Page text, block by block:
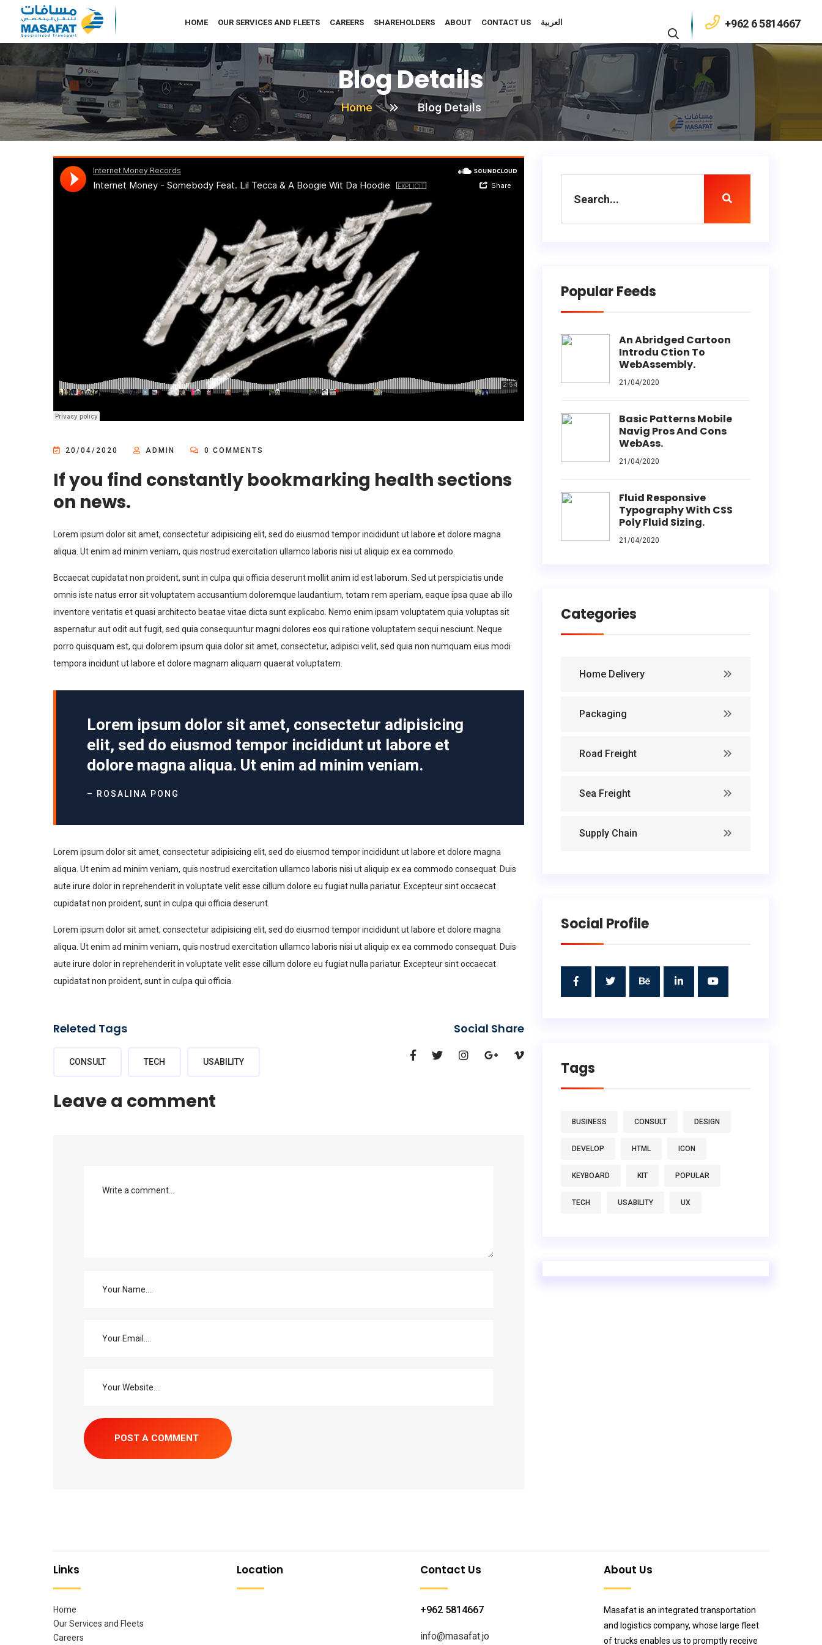
+962 6 5814667
HOME OUR SERVICES AND FLEETS CAREERS SHAREHOLDERS ABOUT CONTACT US العربية
Blog Details
Home Blog Details
20/04/2020 ADMIN 0 COMMENTS
If you find constantly bookmarking health sections
on news.
Lorem ipsum dolor sit amet, consectetur adipisicing elit, sed do eiusmod tempor incididunt ut labore et dolore magna
aliqua. Ut enim ad minim veniam, quis nostrud exercitation ullamco laboris nisi ut aliquip ex ea commodo.
Bccaecat cupidatat non proident, sunt in culpa qui officia deserunt mollit anim id est laborum. Sed ut perspiciatis unde
omnis iste natus error sit voluptatem accusantium doloremque laudantium, totam rem aperiam, eaque ipsa quae ab illo
inventore veritatis et quasi architecto beatae vitae dicta sunt explicabo. Nemo enim ipsam voluptatem quia voluptas sit
aspernatur aut odit aut fugit, sed quia consequuntur magni dolores eos qui ratione voluptatem sequi nesciunt. Neque
porro quisquam est, qui dolorem ipsum quia dolor sit amet, consectetur, adipisci velit, sed quia non numquam eius modi
tempora incidunt ut labore et dolore magnam aliquam quaerat voluptatem.
Lorem ipsum dolor sit amet, consectetur adipisicing
elit, sed do eiusmod tempor incididunt ut labore et
dolore magna aliqua. Ut enim ad minim veniam.
– ROSALINA PONG
Lorem ipsum dolor sit amet, consectetur adipisicing elit, sed do eiusmod tempor incididunt ut labore et dolore magna
aliqua. Ut enim ad minim veniam, quis nostrud exercitation ullamco laboris nisi ut aliquip ex ea commodo consequat. Duis
aute irure dolor in reprehenderit in voluptate velit esse cillum dolore eu fugiat nulla pariatur. Excepteur sint occaecat
cupidatat non proident, sunt in culpa qui officia deserunt.
Lorem ipsum dolor sit amet, consectetur adipisicing elit, sed do eiusmod tempor incididunt ut labore et dolore magna
aliqua. Ut enim ad minim veniam, quis nostrud exercitation ullamco laboris nisi ut aliquip ex ea commodo consequat. Duis
aute irure dolor in reprehenderit in voluptate velit esse cillum dolore eu fugiat nulla pariatur. Excepteur sint occaecat
cupidatat non proident, sunt in culpa qui officia.
Releted Tags
CONSULT TECH USABILITY
Social Share
Leave a comment
Popular Feeds
An Abridged Cartoon
Introdu Ction To
WebAssembly.
21/04/2020
Basic Patterns Mobile
Navig Pros And Cons
WebAss.
21/04/2020
Fluid Responsive
Typography With CSS
Poly Fluid Sizing.
21/04/2020
Categories
Home Delivery
Packaging
Road Freight
Sea Freight
Supply Chain
Social Profile
Tags
BUSINESS CONSULT DESIGN
DEVELOP HTML ICON
KEYBOARD KIT POPULAR
TECH USABILITY UX
Links
Home
Our Services and Fleets
Careers
Location Contact Us
+962 5814667
info@masafat.jo
About Us
Masafat is an integrated transportation
and logistics company, whose large fleet
of trucks enables us to promptly receive